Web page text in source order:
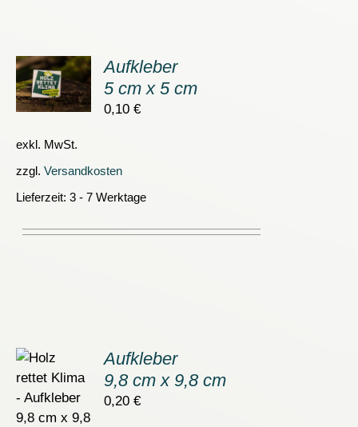
Aufkleber
5 cm x 5 cm
0,10€
exkl. MwSt.
zzgl. Versandkosten
Lieferzeit: 3 - 7 Werktage
Aufkleber
9,8 cm x 9,8 cm
0,20€